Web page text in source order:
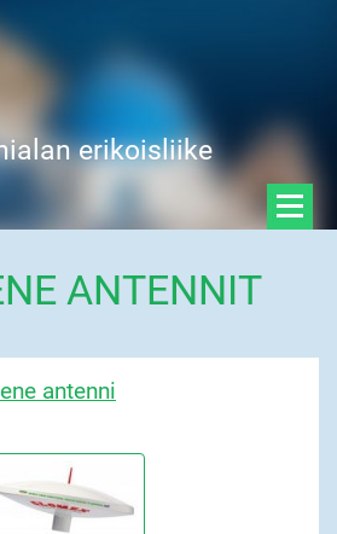
erikoisliike
ANTENNIT
antenni